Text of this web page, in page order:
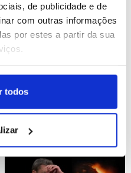
de publicidade e de
com outras informações
por estes a partir da sua
todos
em campos de
refugiados rohingya
ID: 47427522